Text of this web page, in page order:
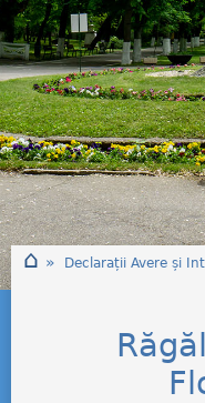
⌂ » Declarații Avere și